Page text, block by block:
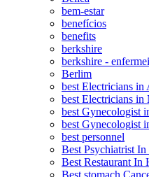
bem-estar
benefícios
benefits
berkshire
berkshire -
Berlim
best Electricians in
best Electricians in
best Gynecologist
best Gynecologist
best personnel
Best Psychiatrist
Best Restaurant In
Best stomach